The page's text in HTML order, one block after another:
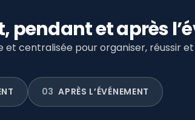
pendant et après
centralisée pour organiser, réussir
03 APRÈS L’ÉVÉNEMENT